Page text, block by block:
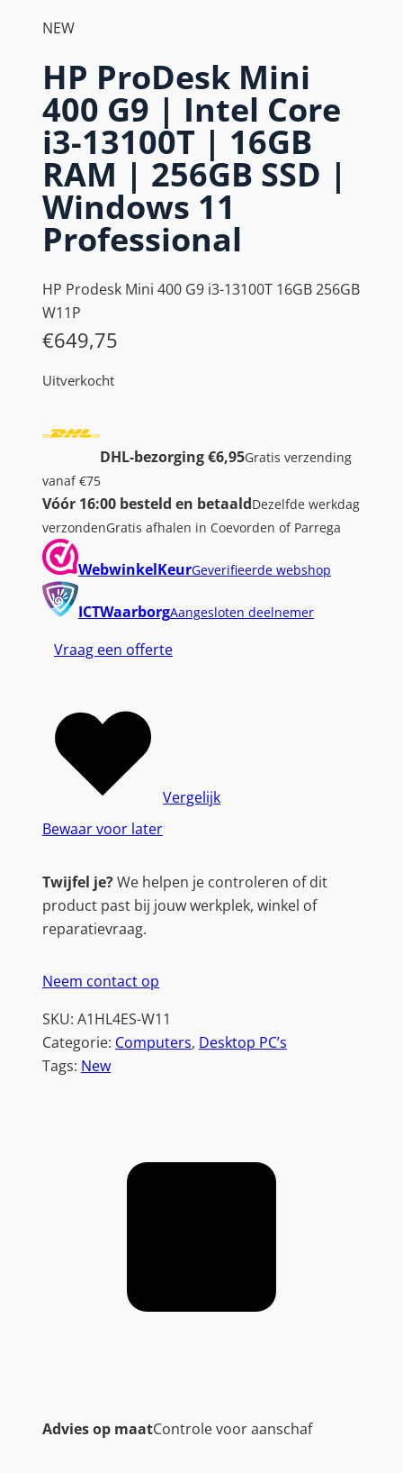
NEW
HP ProDesk Mini
400 G9 | Intel Core
i3-13100T | 16GB
RAM | 256GB SSD |
Windows 11
Professional
HP Prodesk Mini 400 G9 i3-13100T 16GB 256GB
W11P
€649,75
Uitverkocht
DHL-bezorging €6,95Gratis verzending
vanaf €75
Vóór 16:00 besteld en betaaldDezelfde werkdag
verzondenGratis afhalen in Coevorden of Parrega
WebwinkelKeurGeverifieerde webshop
ICTWaarborgAangesloten deelnemer
Vraag een offerte
Bewaar voor later
Vergelijk
Twijfel je?We helpen je controleren of dit
product past bij jouw werkplek, winkel of
reparatievraag.
Neem contact op
SKU: A1HL4ES-W11
Categorie: Computers, Desktop PC’s
Tags: New
Advies op maatControle voor aanschaf